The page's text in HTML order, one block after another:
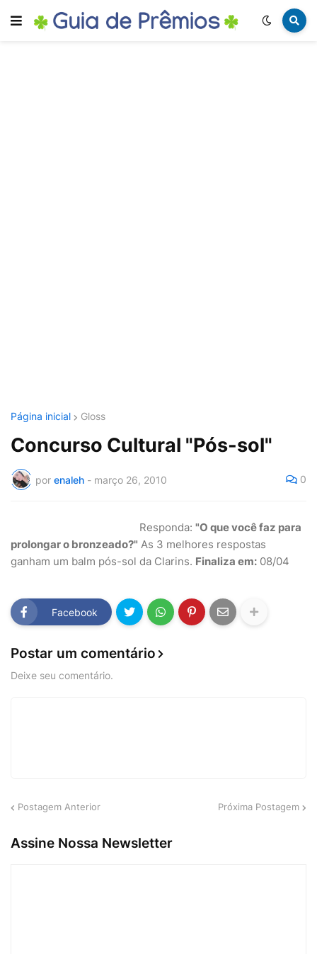
Página inicial Gloss
Concurso Cultural "Pós-sol"
por enaleh - março 26, 2010 0
Responda: "O que você faz para
prolongar o bronzeado?" As 3 melhores respostas
ganham um balm pós-sol da Clarins. Finaliza em: 08/04
Facebook
Postar um comentário
Deixe seu comentário.
Postagem Anterior Próxima Postagem
Assine Nossa Newsletter